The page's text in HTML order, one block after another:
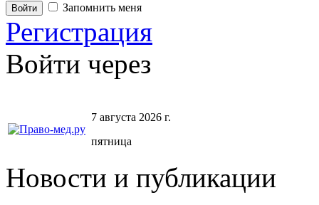
Запомнить меня
Регистрация
Войти через
7 августа 2026 г.
пятница
Новости и публикации